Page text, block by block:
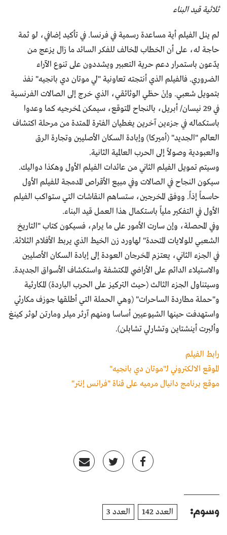
ثلاثية قيد البناء
لم ينل الفيلم أية مساعدة رسمية في فرنسا. في تأكيد إضافي، لو ثمة
حاجة له، على أن الخطاب المخالف للفكر السائد ما زال يزعج من
يدّعون باستمرار دعم حرية التعبير ويشددون على تنوع الآراء
الضروري. فالفيلم الذي أنتجته تعاونية "لي موتان دي بانجيه" نفذ
بتمويل شعبي. وإنْ حظي الوثائقي، الذي خرج إلى الصالات الفرنسية
في 29 نيسان/ أبريل، بالنجاح المتوقع، سيمكن لمخرجيه كما وعدوا
باستكماله في جزءين آخرين يغطيان الفترة الممتدة من مرحلة اكتشاف
العالم "الجديد" (أميركا) وإبادة السكان الأصليين وتجارة الرق
والعبودية وصولاً إلى الحرب العالمية الثانية.
وسيتم تمويل الفيلم الثاني من عائدات الفيلم الأول وهكذا دواليك.
سيكون النجاح في الصالات وفي مبيع الأقراص المدمجة للفيلم الأول
حاسماً إذاً. ووفق المخرجين، ستساهم النقاشات التي ستواكب الفيلم
الأول في التفكير ملياً باستكمال هذا العمل قيد البناء.
وفي المحصلة، وإن سارت الأمور على ما يرام، فسيكون كتاب "التاريخ
الشعبي للولايات المتحدة" لهاورد زن الخيط الذي يربط الأفلام الثلاثة.
في الجزء الثاني، يعتزم المخرجان العودة إلى إبادة السكان الأصليين
والاستيلاء الدائم على الأراضي المكتشفة واستكشاف الأسواق الجديدة.
وسيتناول الجزء الثالث (حيث التركيز على الحرب الباردة) المكارثية
و"حملة مطاردة الساحرات" (وهي الحملة التي أطلقها جوزف مكارثي
واستهدفت حينها الشيوعيين أساسا ومنهم آرثر ميلر ومارتن لوثر كينغ
وألبرت أينشتاين وتشارلي تشابلن).
رابط الفيلم
الموقع الالكتروني لـ"موتان دي بانجيه"
موقع برنامج دانيال مرميه على قناة "فرانس إنتر"
وسوم: العدد 142 العدد 3